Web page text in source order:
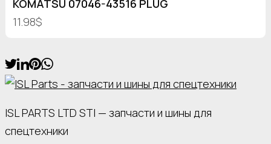
KOMATSU 07046-43516 PLUG
11.98$
ISL PARTS LTD STI — запчасти и шины для
спецтехники